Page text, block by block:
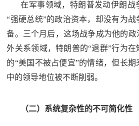
在军事领域，特朗普发动伊朗战
“强硬总统”的政治资本，却没有为
备。三个月后，这场战争成为他的
外关系领域，特朗普的“退群”行为
的“美国不被占便宜”的情绪，但长
中的领导地位被不断削弱。
（二）系统复杂性的不可简化性